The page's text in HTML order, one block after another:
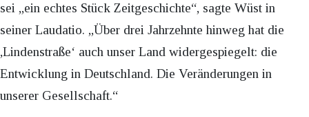
sei „ein echtes Stück Zeitgeschichte“, sagte Wüst in
seiner Laudatio. „Über drei Jahrzehnte hinweg hat die
,Lindenstraße‘ auch unser Land widergespiegelt: die
Entwicklung in Deutschland. Die Veränderungen in
unserer Gesellschaft.“